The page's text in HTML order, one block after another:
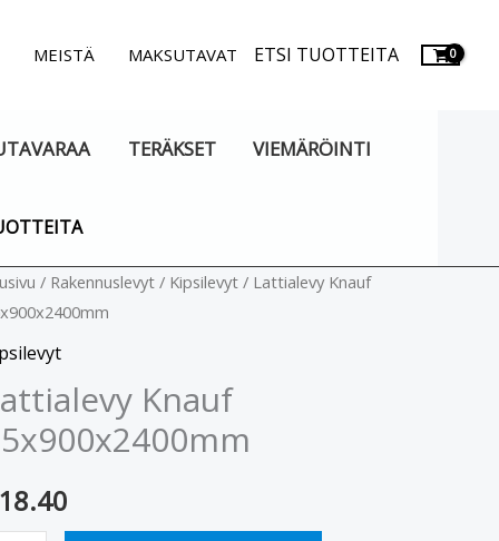
MEISTÄ MAKSUTAVAT ETSI TUOTTEITA
TERÄKSET VIEMÄRÖINTI
/ Rakennuslevyt/ Kipsilevyt/ Lattialevy Knauf
Knauf